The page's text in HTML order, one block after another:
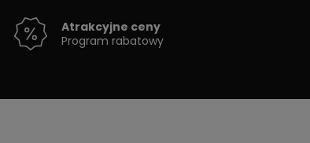
Atrakcyjne ceny
Program rabatowy